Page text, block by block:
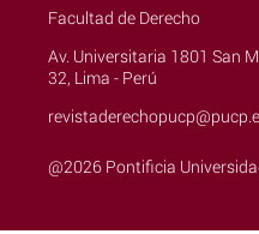
Facultad de Derecho
Av. Universitaria 1801 San
32, Lima - Perú
@2026 Pontificia